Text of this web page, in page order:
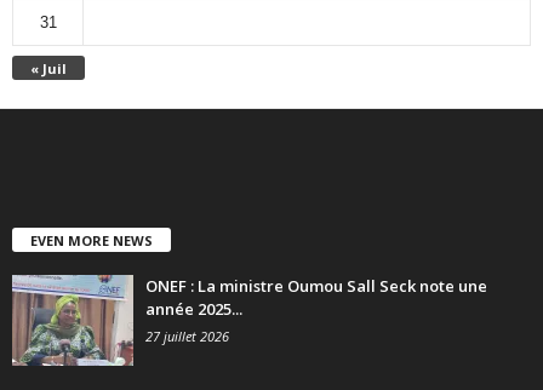
« Juil
31
EVEN MORE NEWS
ONEF : La ministre Oumou Sall Seck note une
année 2025...
27 juillet 2026